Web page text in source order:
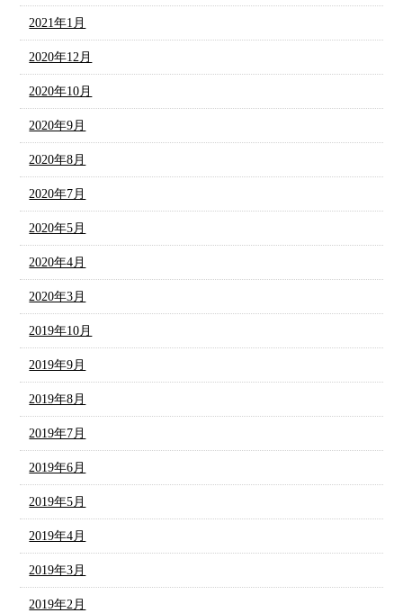
2021年1月
2020年12月
2020年10月
2020年9月
2020年8月
2020年7月
2020年5月
2020年4月
2020年3月
2019年10月
2019年9月
2019年8月
2019年7月
2019年6月
2019年5月
2019年4月
2019年3月
2019年2月